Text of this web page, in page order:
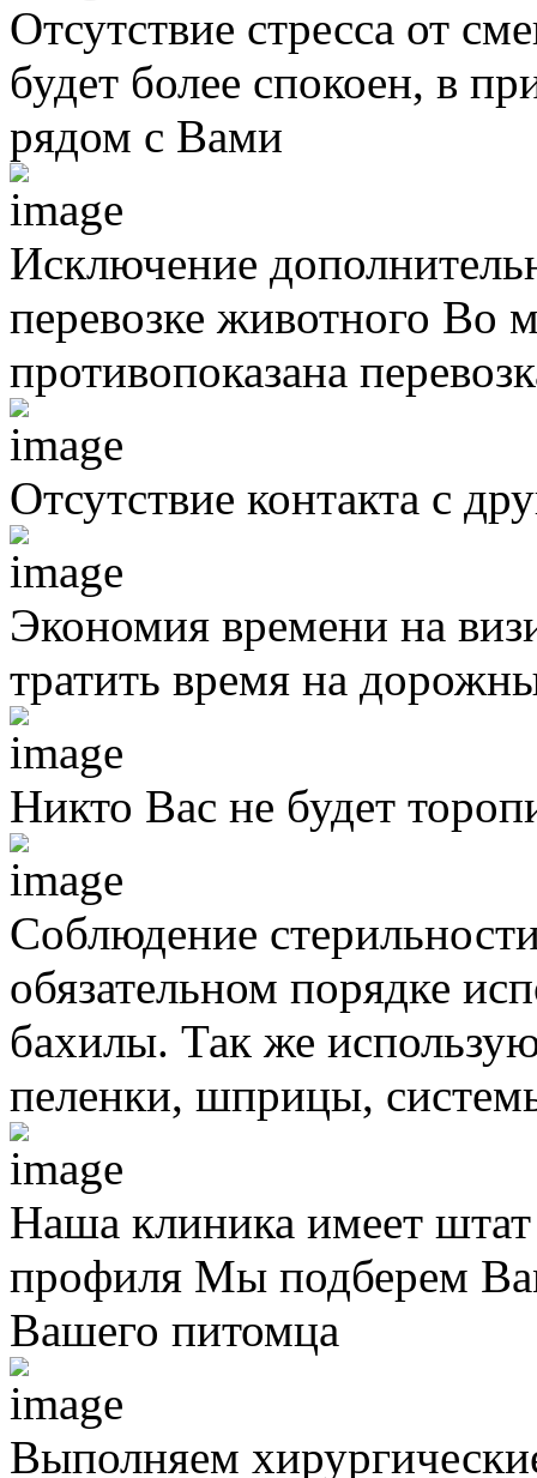
Отсутствие стресса от
будет более спокоен, в
рядом с Вами
Исключение
перевозке животного Во
противопоказана
Отсутствие контакта с
Экономия времени на
тратить время на
Никто Вас не будет
Соблюдение
обязательном порядке
бахилы. Так же
пеленки, шприцы,
Наша клиника имеет
профиля Мы подберем
Вашего питомца
Выполняем